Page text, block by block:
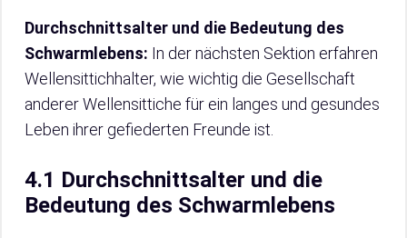
Durchschnittsalter und die Bedeutung des
Schwarmlebens: In der nächsten Sektion erfahren
Wellensittichhalter, wie wichtig die Gesellschaft
anderer Wellensittiche für ein langes und gesundes
Leben ihrer gefiederten Freunde ist.
4.1 Durchschnittsalter und die
Bedeutung des Schwarmlebens